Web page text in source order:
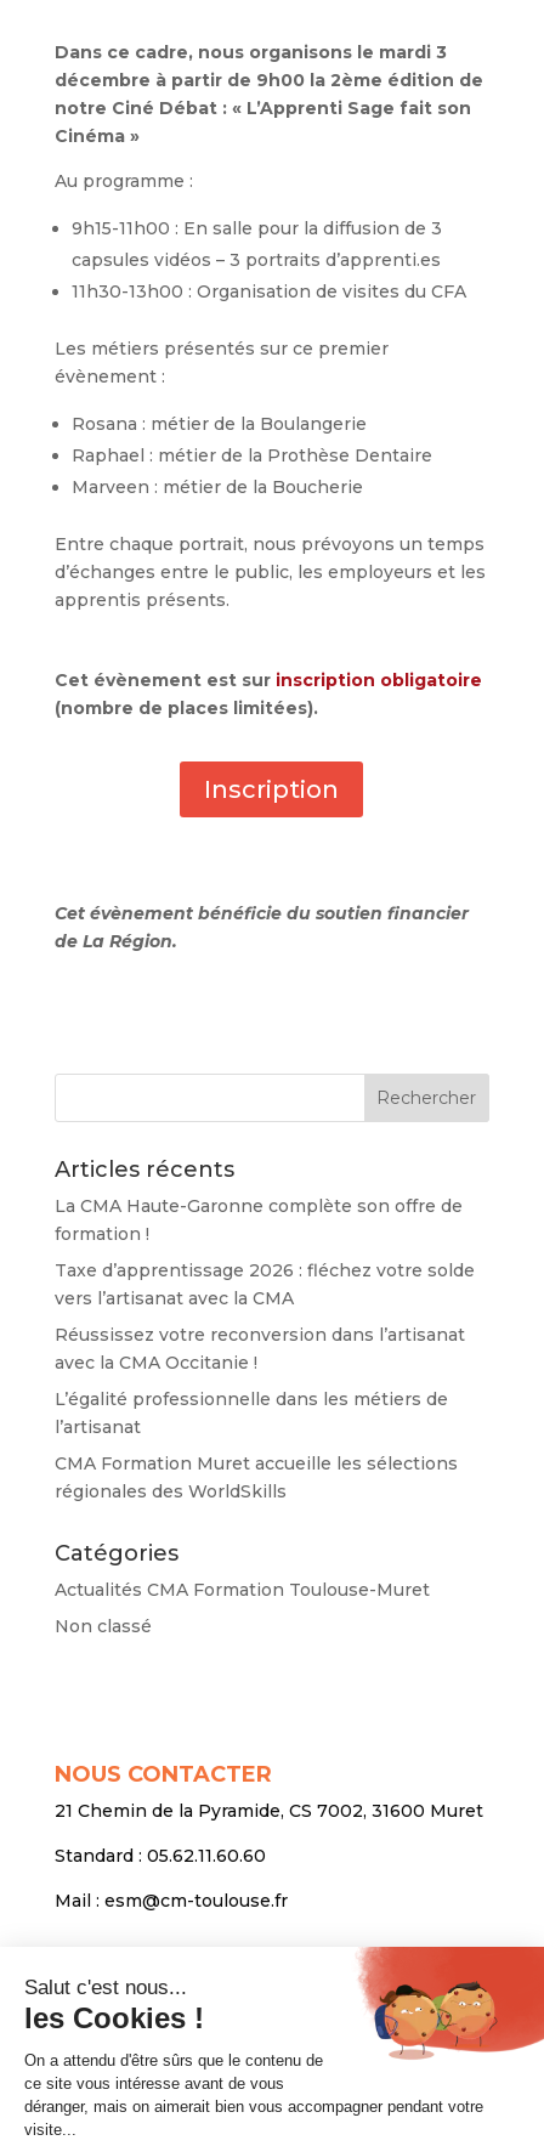
Dans ce cadre, nous organisons le mardi 3
décembre à partir de 9h00 la 2ème édition de
notre Ciné Débat : « L’Apprenti Sage fait son
Cinéma »
Au programme :
9h15-11h00 : En salle pour la diffusion de 3
capsules vidéos – 3 portraits d’apprenti.es
11h30-13h00 : Organisation de visites du CFA
Les métiers présentés sur ce premier
évènement :
Rosana : métier de la Boulangerie
Raphael : métier de la Prothèse Dentaire
Marveen : métier de la Boucherie
Entre chaque portrait, nous prévoyons un temps
d’échanges entre le public, les employeurs et les
apprentis présents.
Cet évènement est sur inscription obligatoire
(nombre de places limitées).
Inscription
Cet évènement bénéficie du soutien financier
de La Région.
Articles récents
La CMA Haute-Garonne complète son offre de
formation !
Taxe d’apprentissage 2026 : fléchez votre solde
vers l’artisanat avec la CMA
Réussissez votre reconversion dans l’artisanat
avec la CMA Occitanie !
L’égalité professionnelle dans les métiers de
l’artisanat
CMA Formation Muret accueille les sélections
régionales des WorldSkills
Catégories
Actualités CMA Formation Toulouse-Muret
Non classé
NOUS CONTACTER
21 Chemin de la Pyramide, CS 7002, 31600 Muret
Standard : 05.62.11.60.60
Mail : esm@cm-toulouse.fr
INFORMATIONS
Mentions légales
Protection des données personnelles
Venir nous voir